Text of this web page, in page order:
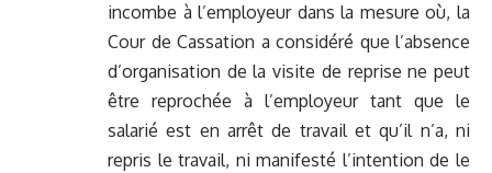
incombe à l’employeur dans la mesure où, la
Cour de Cassation a considéré que l’absence
d’organisation de la visite de reprise ne peut
être reprochée à l’employeur tant que le
salarié est en arrêt de travail et qu’il n’a, ni
repris le travail, ni manifesté l’intention de le